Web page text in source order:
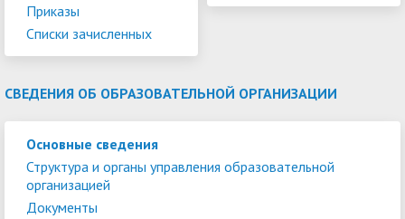
Приказы
Списки зачисленных
СВЕДЕНИЯ ОБ ОБРАЗОВАТЕЛЬНОЙ ОРГАНИЗАЦИИ
Основные сведения
Структура и органы управления образовательной
организацией
Документы